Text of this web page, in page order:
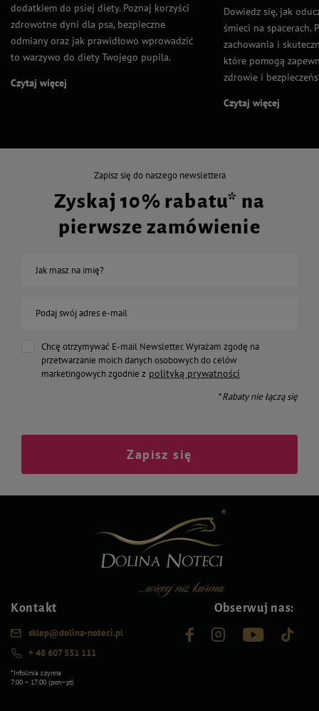
dodatkiem do psiej diety. Poznaj korzyści
zdrowotne dyni dla psa, bezpieczne
odmiany oraz jak prawidłowo wprowadzić
to warzywo do diety Twojego pupila.
Czytaj więcej
Dowiedz się, jak
śmieci na spacerach.
zachowania i
które pomogą
zdrowie i
Czytaj więcej
Zapisz się do naszego newslettera
Zyskaj 10% rabatu* na
pierwsze zamówienie
Jak masz na imię?
Podaj swój adres e-mail
Chcę otrzymywać E-mail Newsletter. Wyrażam zgodę na
przetwarzanie moich danych osobowych do celów
marketingowych zgodnie z polityką prywatności
* Rabaty nie łączą się
Zapisz się
Kontakt
sklep@dolina-noteci.pl
+ 48 607 551 111
*Infolinia czynna
7:00 – 17:00 (pon–pt)
Obserwuj nas: